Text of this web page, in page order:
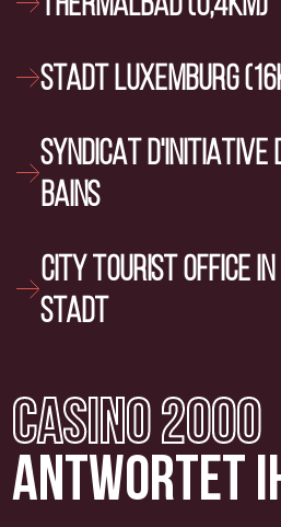
STADT LUXEMBURG
SYNDICAT D'INITIATIVE
BAINS
CITY TOURIST OFFICE
STADT
CASINO 2000
ANTWORTET